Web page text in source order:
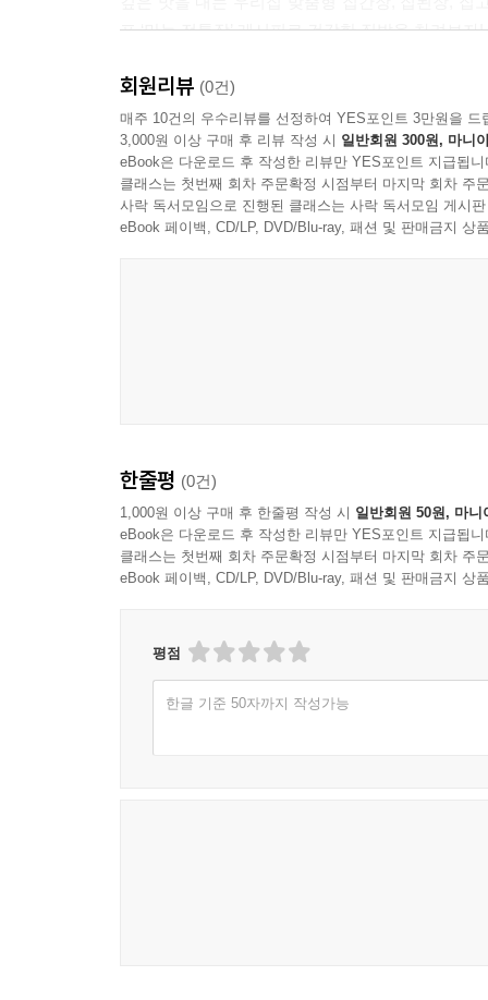
표 ‘만능 전통장’ 레시피로 건강한 집밥을 차려보자!
설탕 대신 모든 요리에 들어가 활용도 만점,
건강하고 은은하게 단맛을 올리는 알토란표 만능청
몸에 좋은 마늘과 양파를 청으로 담가 더 건강하
청은 요리에 한 숟가락만 넣어도 맛의 풍미가 확
대신 은은한 단맛을 더하는 비결을 만나보자.
회원리뷰 (0건)
매주 10건의 우수리뷰를 선정하여 YES포인트 3만원을 드
3,000원 이상 구매 후 리뷰 작성 시 일반회원 300원, 마니
eBook은 다운로드 후 작성한 리뷰만 YES포인트 지급됩니
클래스는 첫번째 회차 주문확정 시점부터 마지막 회차 주
사락 독서모임으로 진행된 클래스는 사락 독서모임 게시
eBook 페이백, CD/LP, DVD/Blu-ray, 패션 및 판매금지 상
한줄평 (0건)
1,000원 이상 구매 후 한줄평 작성 시 일반회원 50원, 마니
eBook은 다운로드 후 작성한 리뷰만 YES포인트 지급됩니
클래스는 첫번째 회차 주문확정 시점부터 마지막 회차 주
eBook 페이백, CD/LP, DVD/Blu-ray, 패션 및 판매금지 상
평점
한글 기준 50자까지 작성가능